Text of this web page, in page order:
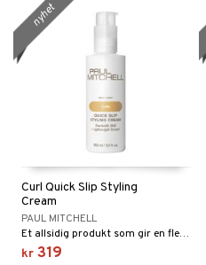
Curl Quick Slip Styling
Cream
PAUL MITCHELL
Et allsidig produkt som gir en fleksibel styrke, definisjon og en myk, glatt følelse.
kr 319
nyhet